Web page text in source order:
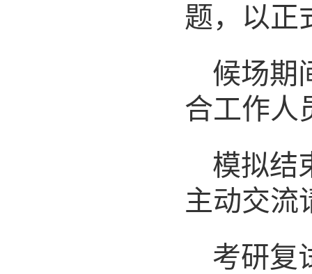
题，以正
候场期
合工作人
模拟结
主动交流
考研复